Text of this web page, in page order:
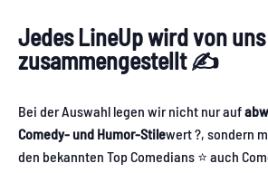
Jedes LineUp wird von
zusammengestellt ✍️
Bei der Auswahl legen wir nicht nur auf
Comedy- und Humor-Stilewert ?, sondern
den bekannten Top Comedians ⭐️ auch